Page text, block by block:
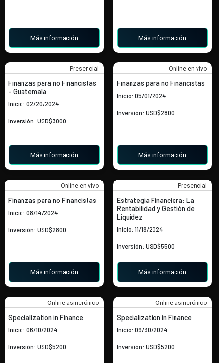
Más información Más información
Finanzas para no Financistas
- Guatemala
Inicio: 02/20/2024
Inversión: USD$3800
Presencial
Más información
Finanzas para no Financistas
Inicio: 05/01/2024
Inversión: USD$2800
Online en vivo
Más información
Finanzas para no Financistas
Inicio: 08/14/2024
Inversión: USD$2800
Online en vivo
Más información
Estrategia Financiera: La
Rentabilidad y Gestión de
Liquidez
Inicio: 11/18/2024
Inversión: USD$5500
Presencial
Más información
Specialization in Finance
Inicio: 06/10/2024
Inversión: USD$5200
Online asincrónico
Specialization in Finance
Inicio: 09/30/2024
Inversión: USD$5200
Online asincrónico